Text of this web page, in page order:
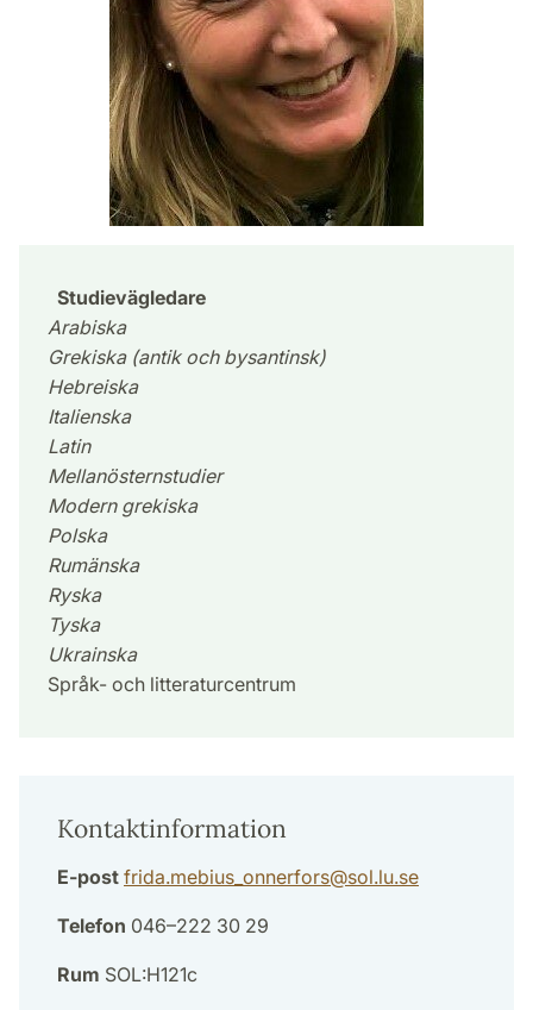
Studievägledare
Arabiska
Grekiska (antik och bysantinsk)
Hebreiska
Italienska
Latin
Mellanösternstudier
Modern grekiska
Polska
Rumänska
Ryska
Tyska
Ukrainska
Språk- och litteraturcentrum
Kontaktinformation
E-post frida.mebius_onnerfors@sol.lu.se
Telefon 046–222 30 29
Rum SOL:H121c